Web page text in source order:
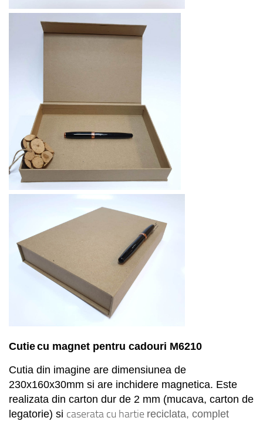
Cutiecu magnet pentru cadouri M6210
Cutia din imagine are dimensiunea de
230x160x30mm si are inchidere magnetica. Este
realizata din carton dur de 2 mm (mucava, carton de
legatorie) si caserata cu hartie reciclata, complet